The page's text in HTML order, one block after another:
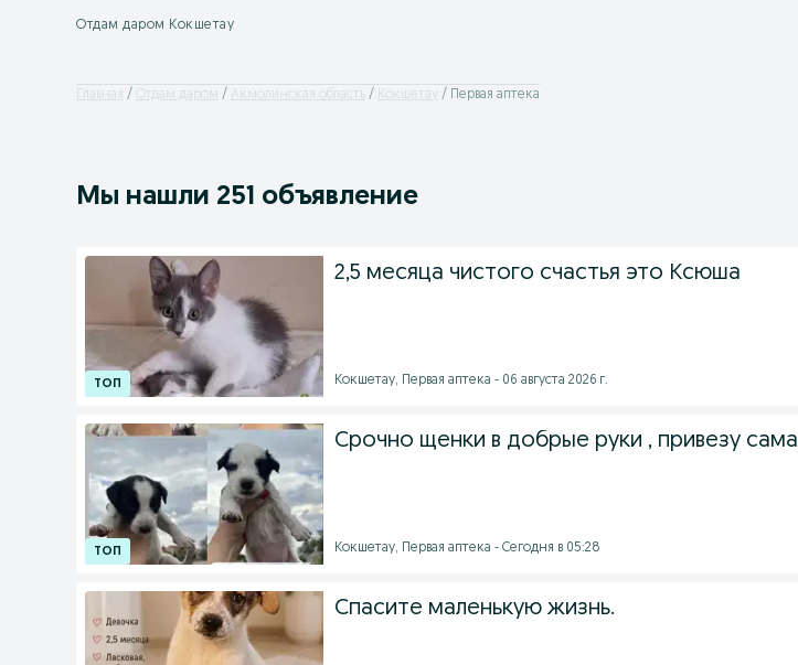
Отдам даром Кокшетау
Главная Отдам даром Акмолинская область Кокшетау Первая аптека
Мы нашли 251 объявление
2,5 месяца чистого счастья это Ксюша
Кокшетау, Первая аптека - 06 августа 2026 г.
Срочно щенки в добрые руки , привезу сама
Кокшетау, Первая аптека - Сегодня в 05:28
Спасите маленькую жизнь.